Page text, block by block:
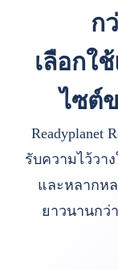
ก
เลือกใ
ไซต์
Readyplanet
รับความไว้วา
และหลากห
ยาวนานกว่